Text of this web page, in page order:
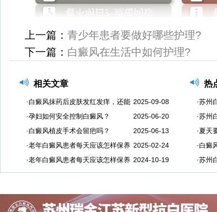
上一篇： 青少年患者要做好哪些护理?
下一篇： 白癜风在生活中如何护理?
相关文章
·白癜风抹药后皮肤发红发痒，还能 2025-09-08
·孕妇如何安全控制白癜风？
2025-06-20
·白癜风植皮手术会留疤吗？
2025-06-13
·老年白癜风患者每天应该怎样保养 2025-02-24
·老年白癜风患者每天应该怎样保养 2024-10-19
热
·苏州
·苏州
·夏天
·白癜
·苏州